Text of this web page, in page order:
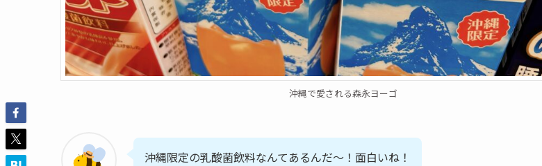
沖縄で愛される森永ヨーゴ
沖縄限定の乳酸菌飲料なんてあるんだ～！面白いね！